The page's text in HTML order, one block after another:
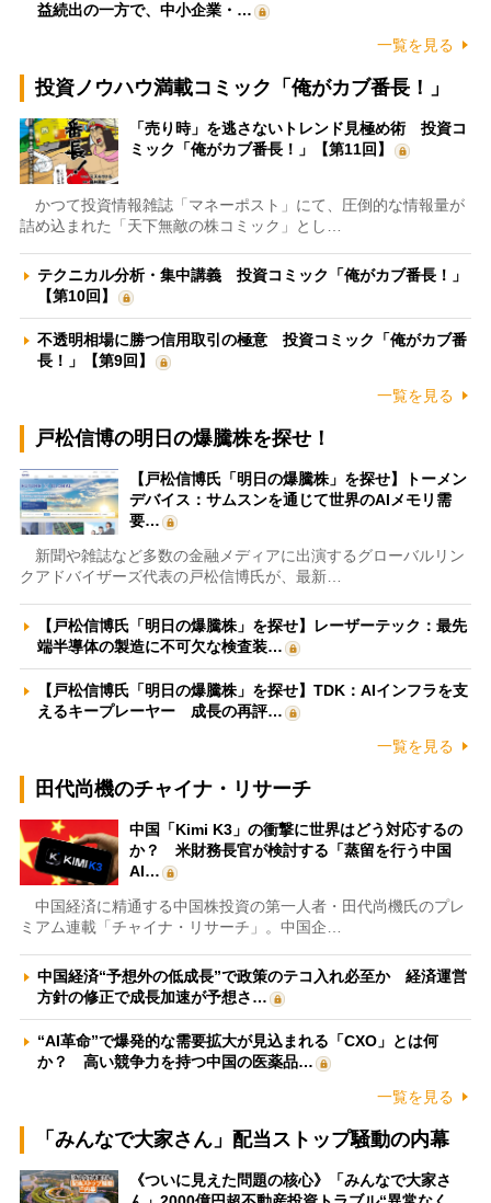
益続出の一方で、中小企業・…
一覧を見る
投資ノウハウ満載コミック「俺がカブ番長！」
「売り時」を逃さないトレンド見極め術 投資コ
ミック「俺がカブ番長！」【第11回】
かつて投資情報雑誌「マネーポスト」にて、圧倒的な情報量が
詰め込まれた「天下無敵の株コミック」とし…
テクニカル分析・集中講義 投資コミック「俺がカブ番長！」
【第10回】
不透明相場に勝つ信用取引の極意 投資コミック「俺がカブ番
長！」【第9回】
一覧を見る
戸松信博の明日の爆騰株を探せ！
【戸松信博氏「明日の爆騰株」を探せ】トーメン
デバイス：サムスンを通じて世界のAIメモリ需
要…
新聞や雑誌など多数の金融メディアに出演するグローバルリン
クアドバイザーズ代表の戸松信博氏が、最新…
【戸松信博氏「明日の爆騰株」を探せ】レーザーテック：最先
端半導体の製造に不可欠な検査装…
【戸松信博氏「明日の爆騰株」を探せ】TDK：AIインフラを支
えるキープレーヤー 成長の再評…
一覧を見る
田代尚機のチャイナ・リサーチ
中国「Kimi K3」の衝撃に世界はどう対応するの
か？ 米財務長官が検討する「蒸留を行う中国
AI…
中国経済に精通する中国株投資の第一人者・田代尚機氏のプレ
ミアム連載「チャイナ・リサーチ」。中国企…
中国経済“予想外の低成長”で政策のテコ入れ必至か 経済運営
方針の修正で成長加速が予想さ…
“AI革命”で爆発的な需要拡大が見込まれる「CXO」とは何
か？ 高い競争力を持つ中国の医薬品…
一覧を見る
「みんなで大家さん」配当ストップ騒動の内幕
《ついに見えた問題の核心》「みんなで大家さ